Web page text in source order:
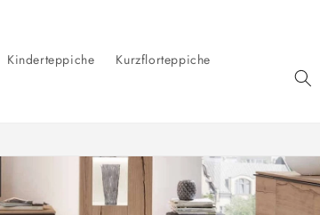
Kinderteppiche Kurzflorteppiche